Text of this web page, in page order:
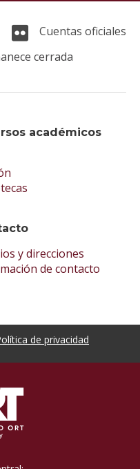
académicos
y direcciones
de contacto
Cuentas oficiales
cerrada
de privacidad